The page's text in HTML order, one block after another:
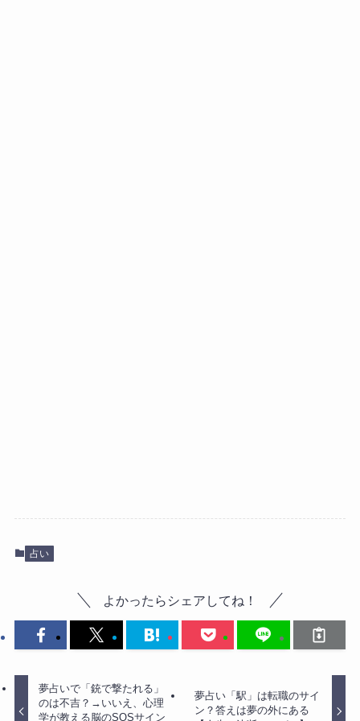
占い
よかったらシェアしてね！
夢占いで「銃で撃たれる」
のは不吉？→いいえ、心理
学が教える脳のSOSサイン
夢占い「駅」は転職のサイ
ン？答えは夢の外にある